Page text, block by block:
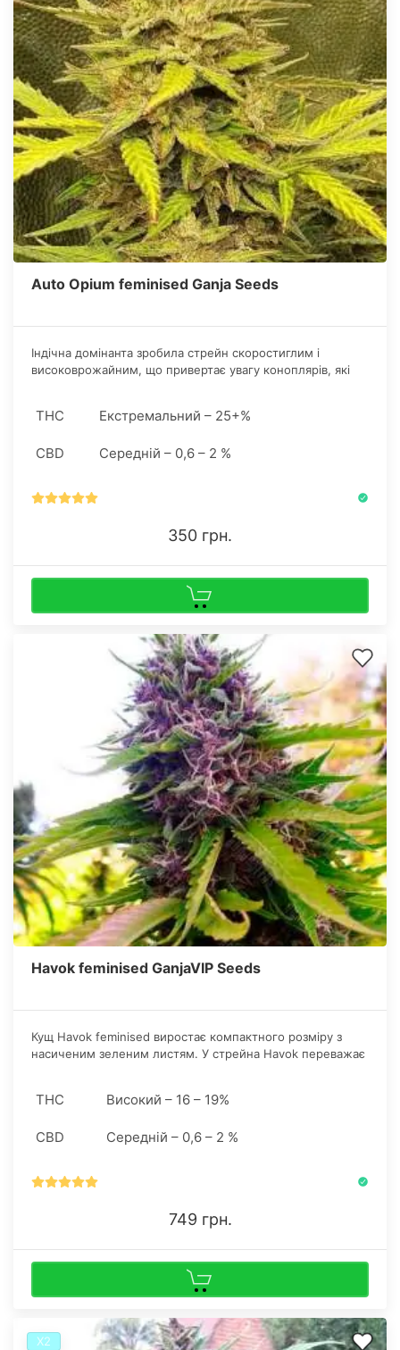
Auto Opium feminised Ganja Seeds
Індічна домінанта зробила стрейн скоростиглим і
високоврожайним, що привертає увагу коноплярів, які
THC Екстремальний – 25+%
CBD Середній – 0,6 – 2 %
350 грн.
Havok feminised GanjaVIP Seeds
Кущ Havok feminised виростає компактного розміру з
насиченим зеленим листям. У стрейна Havok переважає
Фемінізовані насіння конопель.
THC Високий – 16 – 19%
CBD Середній – 0,6 – 2 %
749 грн.
Х2